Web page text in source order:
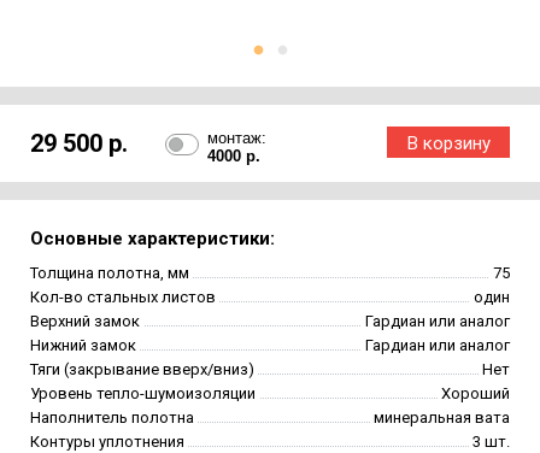
29 500 р.
монтаж:
4000 р.
Основные характеристики:
Толщина полотна, мм
75
Кол-во стальных листов
один
Верхний замок
Гардиан или аналог
Нижний замок
Гардиан или аналог
Тяги (закрывание вверх/вниз)
Нет
Уровень тепло-шумоизоляции
Хороший
Наполнитель полотна
минеральная вата
Контуры уплотнения
3 шт.